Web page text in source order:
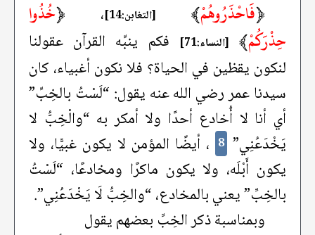
﴿فَاحْذَرُوهُمْ﴾ [التغابن:14] ، ﴿خُذُوا
حِذْرَكُمْ﴾ [النساء:71]
فكم ينبِّه القرآن عقولنا
لنكون يقظين في الحياة؟ فلا نكون أغبياء، كان
سيدنا عمر رضي الله عنه يقول: “لَسْتُ بالخِبِّ”
أي أنا لا أُخادع أحدًا ولا أمكر به “والْخِبُّ لا
يَخْدَعُنِي” 8 ، أيضًا المؤمن لا يكون غبيًّا، ولا
يكون أَبْلَه، ولا يكون ماكرًا ومخادعًا، “لَسْتُ
بالخِبِّ” يعني بالمخادع، “والخِبُّ لَا يَخْدَعُنِي”.
وبمناسبة ذكر الخِبِّ بعضهم يقول